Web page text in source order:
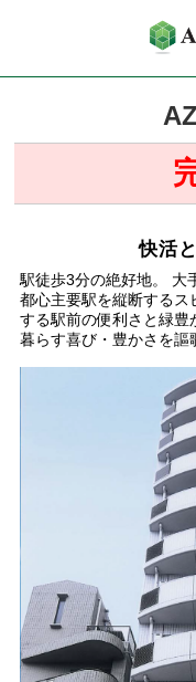
快活
駅徒歩3分の絶好地。 大
都心主要駅を縦断する
する駅前の便利さと緑豊
暮らす喜び・豊かさを謳